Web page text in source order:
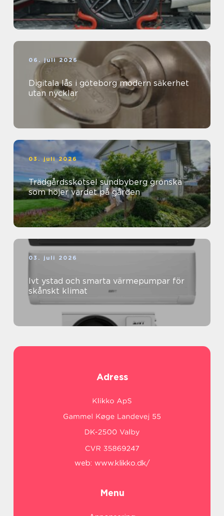
06. juli 2026
Digitala lås i göteborg modern säkerhet
utan nycklar
03. juli 2026
Trädgårdsskötsel sundbyberg grönska
som höjer värdet på gården
03. juli 2026
Ivt ystad och smarta värmepumpar för
skånskt klimat
Adress
web: www.klikko.dk/
Menu